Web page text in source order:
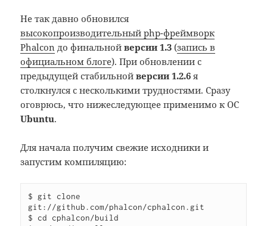
Не так давно обновился
высокопроизводительный php-фреймворк
Phalcon до финальнойверсии 1.3 (запись в
официальном блоге). При обновлении с
предыдущей стабильнойверсии 1.2.6 я
столкнулся с несколькими трудностями. Сразу
оговрюсь, что нижеследующее применимо к ОС
Ubuntu.
Для начала получим свежие исходники и
запустим компиляцию:
$ git clone
git://github.com/phalcon/cphalcon.git
$ cd cphalcon/build